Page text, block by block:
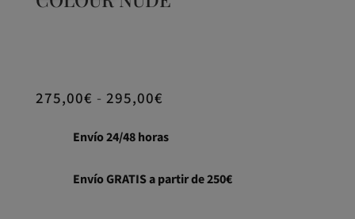
275,00€ - 295,00€
precios:
275,00€
hasta
Envío 24/48 horas
Envío GRATIS a partir de 250€